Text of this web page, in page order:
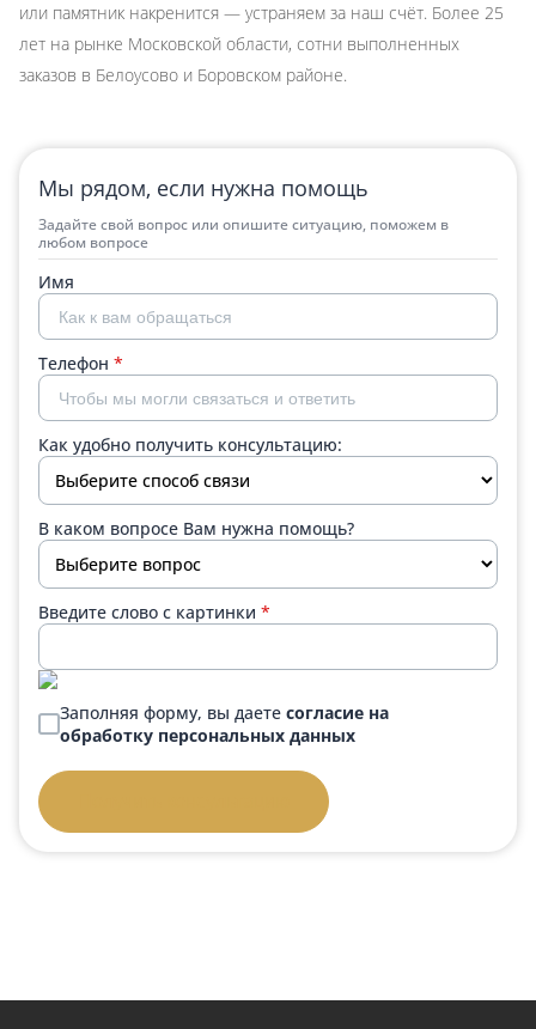
или памятник накренится — устраняем за наш счёт. Более 25
лет на рынке Московской области, сотни выполненных
заказов в Белоусово и Боровском районе.
Мы рядом, если нужна помощь
Задайте свой вопрос или опишите ситуацию, поможем в
любом вопросе
Имя
Телефон *
Как удобно получить консультацию:
В каком вопросе Вам нужна помощь?
Введите слово с картинки *
Заполняя форму, вы даете согласие на
обработку персональных данных